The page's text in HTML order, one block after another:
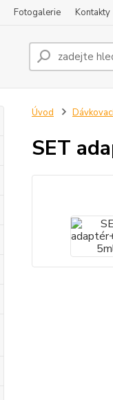
Fotogalerie Kontakty
Úvod
SET